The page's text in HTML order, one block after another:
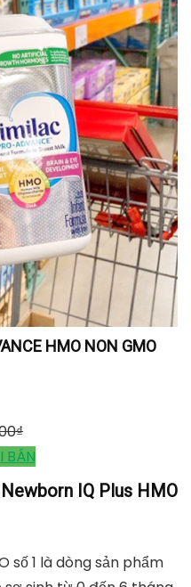
HMO NON GMO
₫
BÁN
IQ Plus HMO
số 1 là dòng sản phẩm